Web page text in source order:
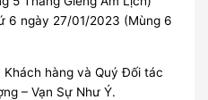
6 ngày 27/01/2023 (Mùng 6
hàng và Quý Đối tác
– Vạn Sự Như Ý.